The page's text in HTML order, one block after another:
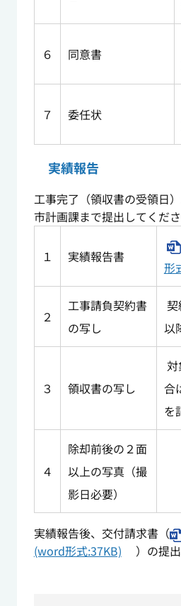
６ 同意書
７ 委任状
実績報告
工事完了（領収書の受領日
市計画課まで提出してくださ
１ 実績報告書
形
２
工事請負契約書
の写し
以
３ 領収書の写し
合
を
４
除却前後の２面
以上の写真（撮
影日必要）
実績報告後、交付請求書（
(word形式:37KB) ）の提出